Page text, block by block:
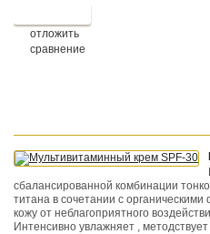
отложить
сравнение
сбалансированной комбинации
титана в сочетании с
кожу от неблагоприятного
Интенсивно увлажняет ,